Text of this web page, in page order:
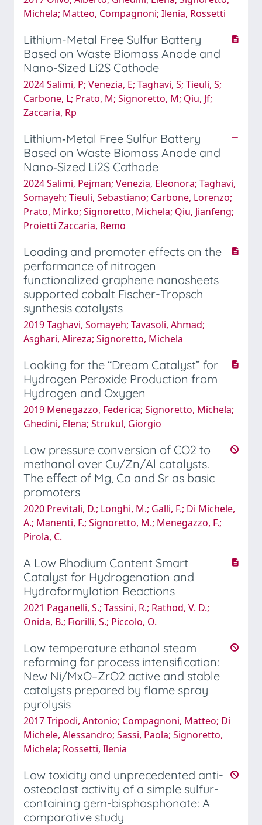
Michela; Matteo, Compagnoni; Ilenia, Rossetti
Lithium-Metal Free Sulfur Battery
Based on Waste Biomass Anode and
Nano-Sized Li2S Cathode
2024 Salimi, P; Venezia, E; Taghavi, S; Tieuli, S;
Carbone, L; Prato, M; Signoretto, M; Qiu, Jf;
Zaccaria, Rp
Lithium‐Metal Free Sulfur Battery
Based on Waste Biomass Anode and
Nano‐Sized Li2S Cathode
2024 Salimi, Pejman; Venezia, Eleonora; Taghavi,
Somayeh; Tieuli, Sebastiano; Carbone, Lorenzo;
Prato, Mirko; Signoretto, Michela; Qiu, Jianfeng;
Proietti Zaccaria, Remo
Loading and promoter effects on the
performance of nitrogen
functionalized graphene nanosheets
supported cobalt Fischer-Tropsch
synthesis catalysts
2019 Taghavi, Somayeh; Tavasoli, Ahmad;
Asghari, Alireza; Signoretto, Michela
Looking for the “Dream Catalyst” for
Hydrogen Peroxide Production from
Hydrogen and Oxygen
2019 Menegazzo, Federica; Signoretto, Michela;
Ghedini, Elena; Strukul, Giorgio
Low pressure conversion of CO2 to
methanol over Cu/Zn/Al catalysts.
The eﬀect of Mg, Ca and Sr as basic
promoters
2020 Previtali, D.; Longhi, M.; Galli, F.; Di Michele,
A.; Manenti, F.; Signoretto, M.; Menegazzo, F.;
Pirola, C.
A Low Rhodium Content Smart
Catalyst for Hydrogenation and
Hydroformylation Reactions
2021 Paganelli, S.; Tassini, R.; Rathod, V. D.;
Onida, B.; Fiorilli, S.; Piccolo, O.
Low temperature ethanol steam
reforming for process intensification:
New Ni/MxO–ZrO2 active and stable
catalysts prepared by flame spray
pyrolysis
2017 Tripodi, Antonio; Compagnoni, Matteo; Di
Michele, Alessandro; Sassi, Paola; Signoretto,
Michela; Rossetti, Ilenia
Low toxicity and unprecedented anti-
osteoclast activity of a simple sulfur-
containing gem-bisphosphonate: A
comparative study